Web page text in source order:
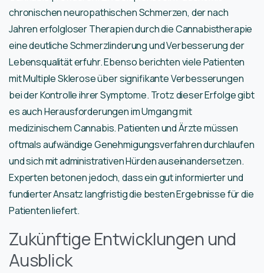
chronischen neuropathischen Schmerzen, der nach
Jahren erfolgloser Therapien durch die Cannabistherapie
eine deutliche Schmerzlinderung und Verbesserung der
Lebensqualität erfuhr. Ebenso berichten viele Patienten
mit Multiple Sklerose über signifikante Verbesserungen
bei der Kontrolle ihrer Symptome. Trotz dieser Erfolge gibt
es auch Herausforderungen im Umgang mit
medizinischem Cannabis. Patienten und Ärzte müssen
oftmals aufwändige Genehmigungsverfahren durchlaufen
und sich mit administrativen Hürden auseinandersetzen.
Experten betonen jedoch, dass ein gut informierter und
fundierter Ansatz langfristig die besten Ergebnisse für die
Patienten liefert.
Zukünftige Entwicklungen und
Ausblick